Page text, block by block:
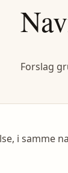
Forslag
i samme